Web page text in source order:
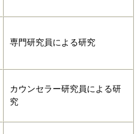
専門研究員による研究
カウンセラー研究員による研
究